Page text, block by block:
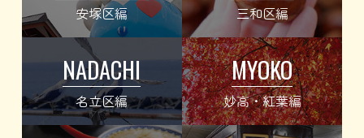
安塚区編 三和区編
NADACHI
名立区編
MYOKO
妙高・紅葉編